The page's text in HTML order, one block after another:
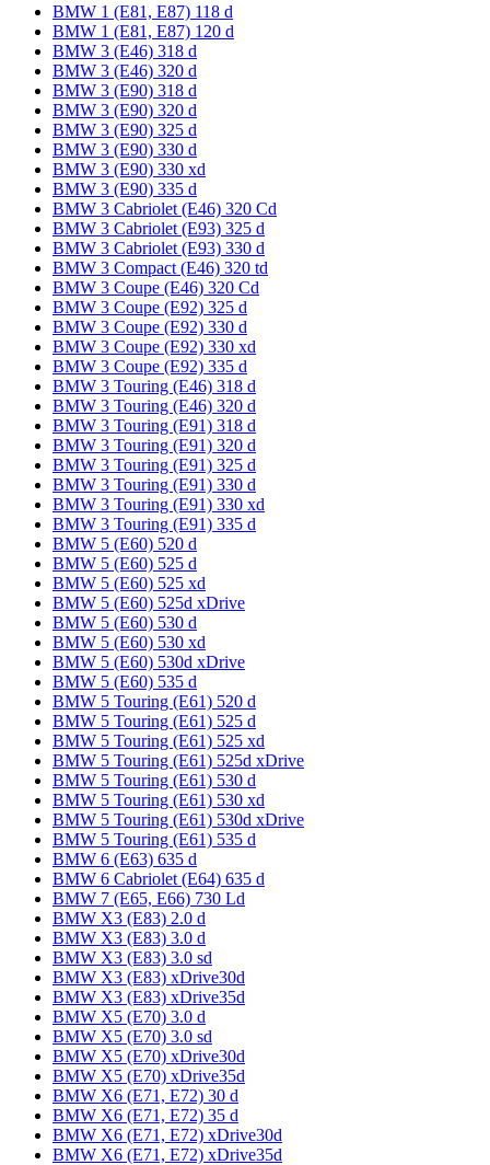
BMW 1 (E81, E87) 118 d
BMW 1 (E81, E87) 120 d
BMW 3 (E46) 318 d
BMW 3 (E46) 320 d
BMW 3 (E90) 318 d
BMW 3 (E90) 320 d
BMW 3 (E90) 325 d
BMW 3 (E90) 330 d
BMW 3 (E90) 330 xd
BMW 3 (E90) 335 d
BMW 3 Cabriolet (E46) 320 Cd
BMW 3 Cabriolet (E93) 325 d
BMW 3 Cabriolet (E93) 330 d
BMW 3 Compact (E46) 320 td
BMW 3 Coupe (E46) 320 Cd
BMW 3 Coupe (E92) 325 d
BMW 3 Coupe (E92) 330 d
BMW 3 Coupe (E92) 330 xd
BMW 3 Coupe (E92) 335 d
BMW 3 Touring (E46) 318 d
BMW 3 Touring (E46) 320 d
BMW 3 Touring (E91) 318 d
BMW 3 Touring (E91) 320 d
BMW 3 Touring (E91) 325 d
BMW 3 Touring (E91) 330 d
BMW 3 Touring (E91) 330 xd
BMW 3 Touring (E91) 335 d
BMW 5 (E60) 520 d
BMW 5 (E60) 525 d
BMW 5 (E60) 525 xd
BMW 5 (E60) 525d xDrive
BMW 5 (E60) 530 d
BMW 5 (E60) 530 xd
BMW 5 (E60) 530d xDrive
BMW 5 (E60) 535 d
BMW 5 Touring (E61) 520 d
BMW 5 Touring (E61) 525 d
BMW 5 Touring (E61) 525 xd
BMW 5 Touring (E61) 525d xDrive
BMW 5 Touring (E61) 530 d
BMW 5 Touring (E61) 530 xd
BMW 5 Touring (E61) 530d xDrive
BMW 5 Touring (E61) 535 d
BMW 6 (E63) 635 d
BMW 6 Cabriolet (E64) 635 d
BMW 7 (E65, E66) 730 Ld
BMW X3 (E83) 2.0 d
BMW X3 (E83) 3.0 d
BMW X3 (E83) 3.0 sd
BMW X3 (E83) xDrive30d
BMW X3 (E83) xDrive35d
BMW X5 (E70) 3.0 d
BMW X5 (E70) 3.0 sd
BMW X5 (E70) xDrive30d
BMW X5 (E70) xDrive35d
BMW X6 (E71, E72) 30 d
BMW X6 (E71, E72) 35 d
BMW X6 (E71, E72) xDrive30d
BMW X6 (E71, E72) xDrive35d